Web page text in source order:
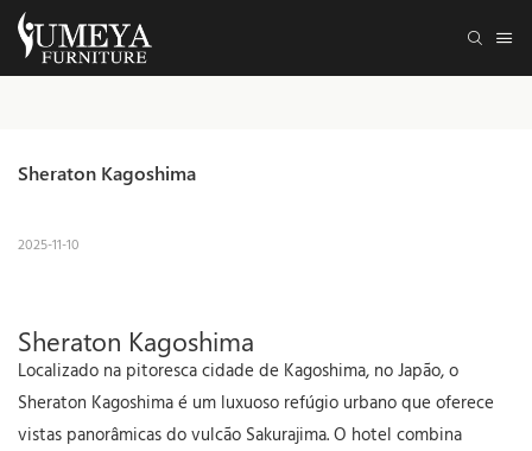
Sheraton Kagoshima
2025-11-10
Sheraton Kagoshima
Localizado na pitoresca cidade de Kagoshima, no Japão, o
Sheraton Kagoshima é um luxuoso refúgio urbano que oferece
vistas panorâmicas do vulcão Sakurajima. O hotel combina